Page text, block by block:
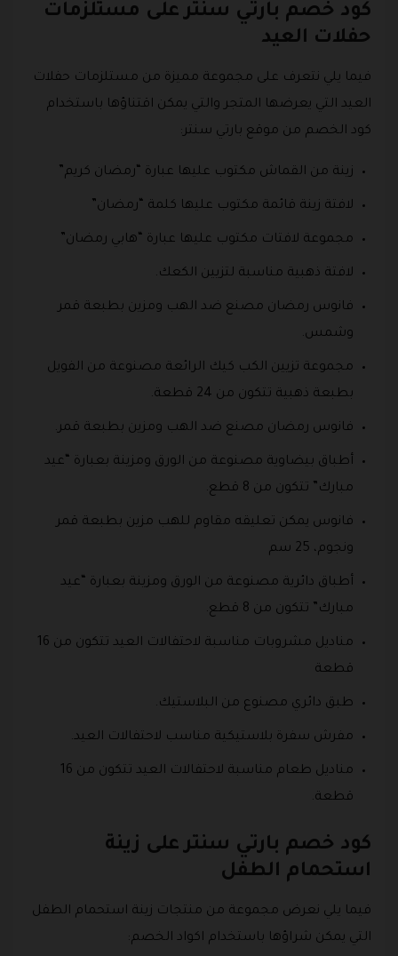
كود خصم بارتي سنتر على مستلزمات
حفلات العيد
فيما يلي نتعرف على مجموعة مميزة من مستلزمات حفلات
العيد التي يعرضها المتجر والتي يمكن اقتناؤها باستخدام
كود الخصم من موقع بارتي سنتر:
زينة من القماش مكتوب عليها عبارة “رمضان كريم”
لافتة زينة قائمة مكتوب عليها كلمة “رمضان”
مجموعة لافتات مكتوب عليها عبارة “هابي رمضان”
لافتة ذهبية مناسبة لتزيين الكعك.
فانوس رمضان مصنع ضد الهب ومزين بطبعة قمر
وشمس.
مجموعة تزيين الكب كيك الرائعة مصنوعة من الفويل
بطبعة ذهبية تتكون من 24 قطعة.
فانوس رمضان مصنع ضد الهب ومزين بطبعة قمر.
أطباق بيضاوية مصنوعة من الورق ومزينة بعبارة “عيد
مبارك” تتكون من 8 قطع.
فانوس يمكن تعليقه مقاوم للهب مزين بطبعة قمر
ونجوم، 25 سم
أطباق دائرية مصنوعة من الورق ومزينة بعبارة “عيد
مبارك” تتكون من 8 قطع.
مناديل مشروبات مناسبة لاحتفالات العيد تتكون من 16
قطعة
طبق دائري مصنوع من البلاستيك.
مفرش سفرة بلاستيكية مناسب لاحتفالات العيد.
مناديل طعام مناسبة لاحتفالات العيد تتكون من 16
قطعة.
كود خصم بارتي سنتر على زينة
استحمام الطفل
فيما يلي نعرض مجموعة من منتجات زينة استحمام الطفل
التي يمكن شراؤها باستخدام اكواد الخصم: